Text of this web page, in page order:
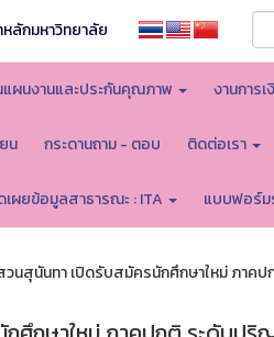
หลักมหาวิทยาลัย
แผนงานและประกันคุณภาพ งานการ
น กระดานถาม - ตอบ ติดต่อเรา
เผยข้อมูลสาธารณะ : ITA แบบฟอร์ม
นสุนันทา เปิดรับสมัครนักศึกษาใหม่ ภาค